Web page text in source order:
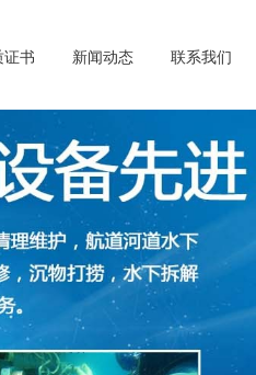
证书 新闻动态 联系我们